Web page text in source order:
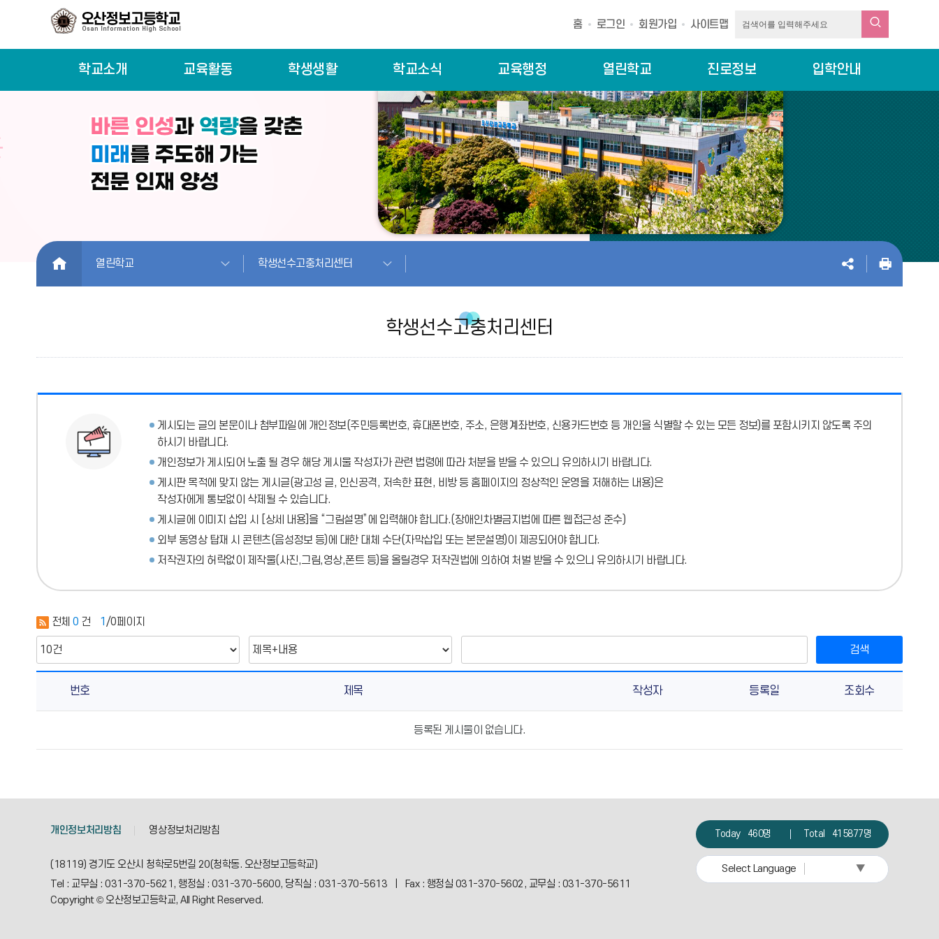
홈 로그인 회원가입 사이트맵
학교소개 교육활동 학생생활 학교소식 교육행정 열린학교 진로정보 입학안내
HOME 열린학교 학생선수고충처리센터
학생선수고충처리센터
게시되는 글의 본문이나 첨부파일에 개인정보(주민등록번호, 휴대폰번호, 주소, 은행계좌번호, 신용카드번호 등 개인을 식별할 수 있는 모든 정보)를 포함시키지 않도록 주의
하시기 바랍니다.
개인정보가 게시되어 노출 될 경우 해당 게시물 작성자가 관련 법령에 따라 처분을 받을 수 있으니 유의하시기 바랍니다.
게시판 목적에 맞지 않는 게시글(광고성 글, 인신공격, 저속한 표현, 비방 등 홈페이지의 정상적인 운영을 저해하는 내용)은
작성자에게 통보없이 삭제될 수 있습니다.
게시글에 이미지 삽입 시 [상세 내용]을 “그림설명”에 입력해야 합니다.(장애인차별금지법에 따른 웹접근성 준수)
외부 동영상 탑재 시 콘텐츠(음성정보 등)에 대한 대체 수단(자막삽입 또는 본문설명)이 제공되어야 합니다.
저작권자의 허락없이 제작물(사진,그림,영상,폰트 등)을 올릴경우 저작권법에 의하여 처벌 받을 수 있으니 유의하시기 바랍니다.
전체 0 건 1 /0페이지
검색
선
번호 제목 작성자 등록일 조회수
등록된 게시물이 없습니다.
개인정보처리방침 영상정보처리방침
(18119) 경기도 오산시 청학로5번길 20(청학동. 오산정보고등학교)
Tel : 교무실 : 031-370-5621, 행정실 : 031-370-5600, 당직실 : 031-370-5613 | Fax : 행정실 031-370-5602, 교무실 : 031-370-5611
Copyright © 오산정보고등학교, All Right Reserved.
Today 460명 Total 415877명
Select Language ▼